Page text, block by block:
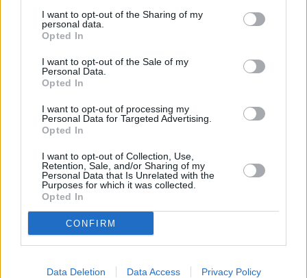
I want to opt-out of the Sharing of my
personal data.
Opted In
I want to opt-out of the Sale of my
Personal Data.
Opted In
I want to opt-out of processing my
Personal Data for Targeted Advertising.
Opted In
I want to opt-out of Collection, Use,
Retention, Sale, and/or Sharing of my
Personal Data that Is Unrelated with the
Purposes for which it was collected.
Opted In
CONFIRM
Data Deletion Data Access Privacy Policy
Leicht
Ratatouille aus dem Ofen
Leicht
Letschogemüse
Leicht
Schakschuka